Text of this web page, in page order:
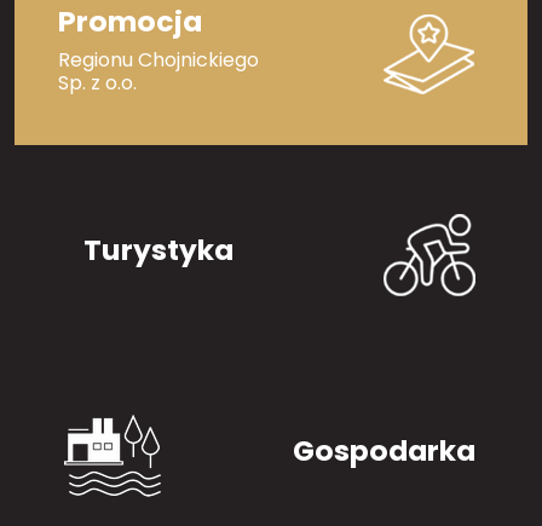
Promocja
Regionu Chojnickiego
Sp. z o.o.
Turystyka
Gospodarka